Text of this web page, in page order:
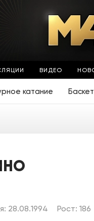
ВИДЕО
катание
28.08.1994 Рост: 186